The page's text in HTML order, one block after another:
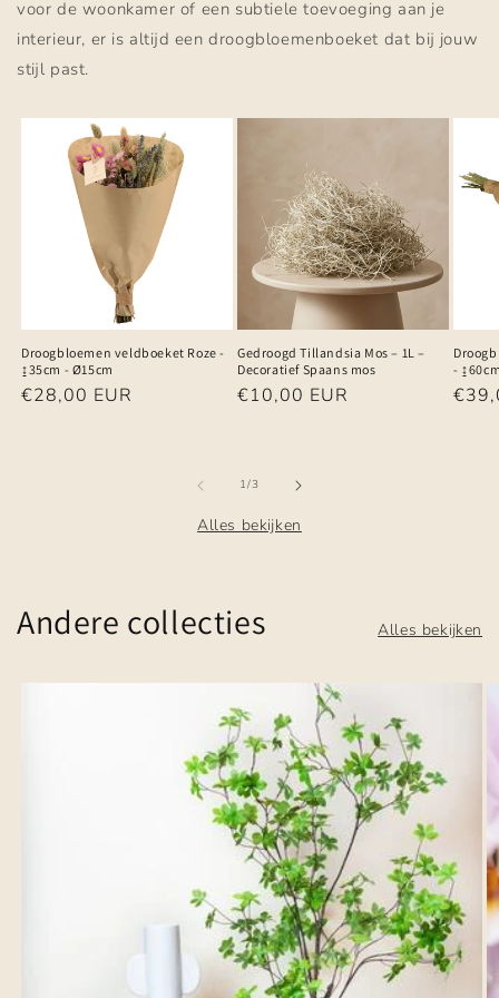
voor de woonkamer of een subtiele toevoeging aan je
interieur, er is altijd een droogbloemenboeket dat bij jouw
stijl past.
Droogbloemen veldboeket Roze -
↨35cm - Ø15cm
Normale
€28,00 EUR
Gedroogd Tillandsia Mos – 1L –
Decoratief Spaans mos
Normale
€10,00 EUR
-
1/van
3
Alles bekijken
Andere collecties Alles bekijken